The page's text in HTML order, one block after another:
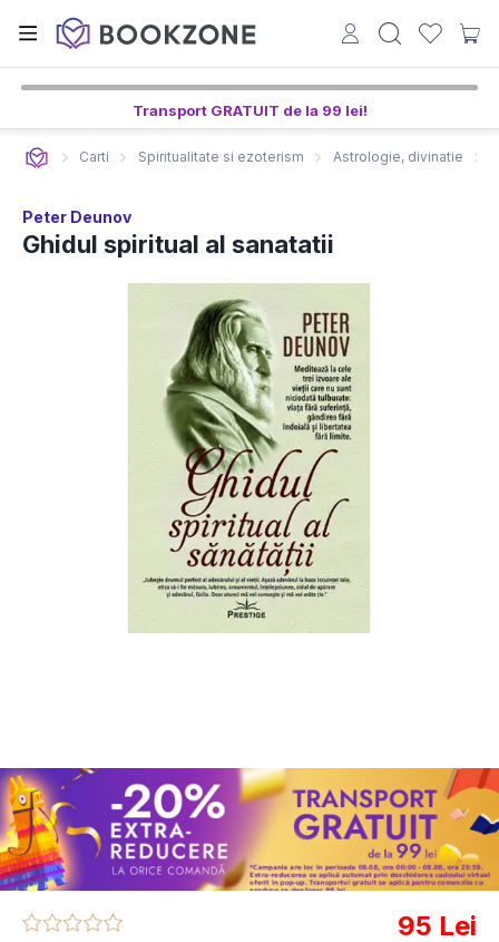
Transport GRATUIT de la 99 lei!
Carti Spiritualitate si ezoterism Astrologie, divinatie
Peter Deunov
Ghidul spiritual al sanatatii
95 Lei